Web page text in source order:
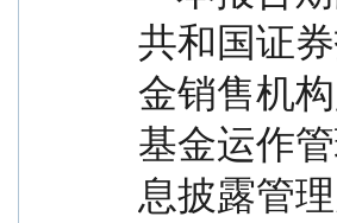
共和国证
金销售机
基金运作
息披露管